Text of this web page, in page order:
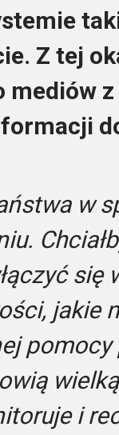
Z tej
mediów
w
się
jakie
i